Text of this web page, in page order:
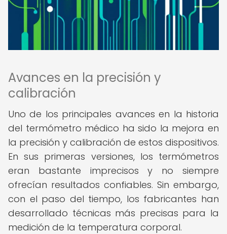
Avances en la precisión y
calibración
Uno de los principales avances en la historia
del termómetro médico ha sido la mejora en
la precisión y calibración de estos dispositivos.
En sus primeras versiones, los termómetros
eran bastante imprecisos y no siempre
ofrecían resultados confiables. Sin embargo,
con el paso del tiempo, los fabricantes han
desarrollado técnicas más precisas para la
medición de la temperatura corporal.